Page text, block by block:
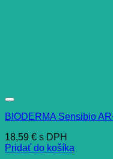
BIODERMA Sensibio
18,59 € s DPH
Pridať do košíka